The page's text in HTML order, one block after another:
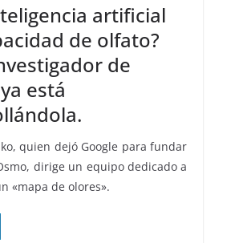
artificial
de olfato?
de
está
quien dejó Google para fundar
dirige un equipo dedicado a
«mapa de olores».